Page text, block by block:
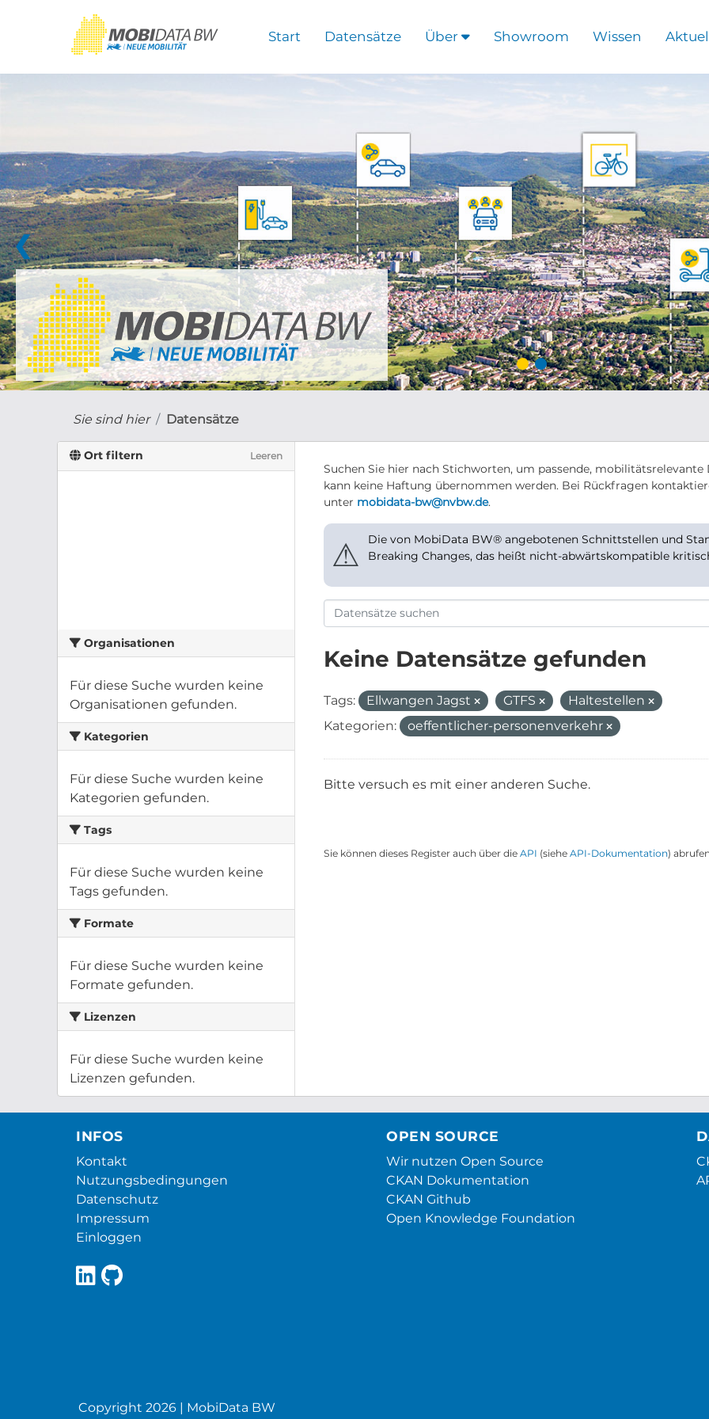
Start Datensätze Über Showroom Wissen
❮
Sie sind hier Datensätze
Ort filtern Leeren
Organisationen
Für diese Suche wurden keine
Organisationen gefunden.
Kategorien
Für diese Suche wurden keine
Kategorien gefunden.
Tags
Für diese Suche wurden keine
Tags gefunden.
Formate
Für diese Suche wurden keine
Formate gefunden.
Lizenzen
Für diese Suche wurden keine
Lizenzen gefunden.
Suchen Sie hier nach Stichworten, um passende,
kann keine Haftung übernommen werden. Bei Rückfragen
unter mobidata-bw@nvbw.de.
⚠
Die von MobiData BW® angebotenen Schnittstellen und
Breaking Changes, das heißt nicht-abwärtskompatible
Keine Datensätze gefunden
Tags: Ellwangen Jagst GTFS
Haltestellen
Kategorien:
oeffentlicher-personenverkehr
Bitte versuch es mit einer anderen Suche.
Sie können dieses Register auch über die API (siehe API-Dokumentation)
INFOS
Kontakt
Nutzungsbedingungen
Datenschutz
Impressum
Einloggen
OPEN SOURCE
Wir nutzen Open Source
CKAN Dokumentation
CKAN Github
Open Knowledge Foundation
Copyright 2026 | MobiData BW